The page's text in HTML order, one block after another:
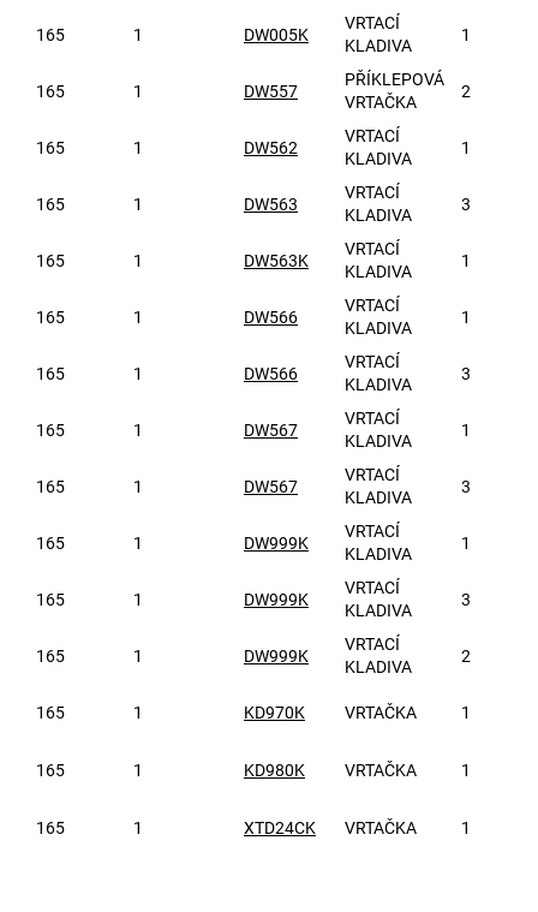
165 1 DW005K
VRTACÍ
KLADIVA
1
165 1 DW557
PŘÍKLEPOVÁ
VRTAČKA
2
165 1 DW562
VRTACÍ
KLADIVA
1
165 1 DW563
VRTACÍ
KLADIVA
3
165 1 DW563K
VRTACÍ
KLADIVA
1
165 1 DW566
VRTACÍ
KLADIVA
1
165 1 DW566
VRTACÍ
KLADIVA
3
165 1 DW567
VRTACÍ
KLADIVA
1
165 1 DW567
VRTACÍ
KLADIVA
3
165 1 DW999K
VRTACÍ
KLADIVA
1
165 1 DW999K
VRTACÍ
KLADIVA
3
165 1 DW999K
VRTACÍ
KLADIVA
2
165 1 KD970K VRTAČKA 1
165 1 KD980K VRTAČKA 1
165 1 XTD24CK VRTAČKA 1